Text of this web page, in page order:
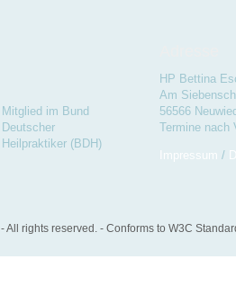
Mitglied im Bund
Deutscher
Heilpraktiker (BDH)
HP Bettina
Am
56566
Termine nach
Impressum /
- All rights reserved. - Conforms to W3C